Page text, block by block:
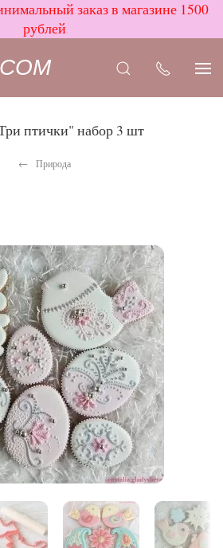
заказ в магазине 1500
рублей
птички" набор 3 шт
Природа